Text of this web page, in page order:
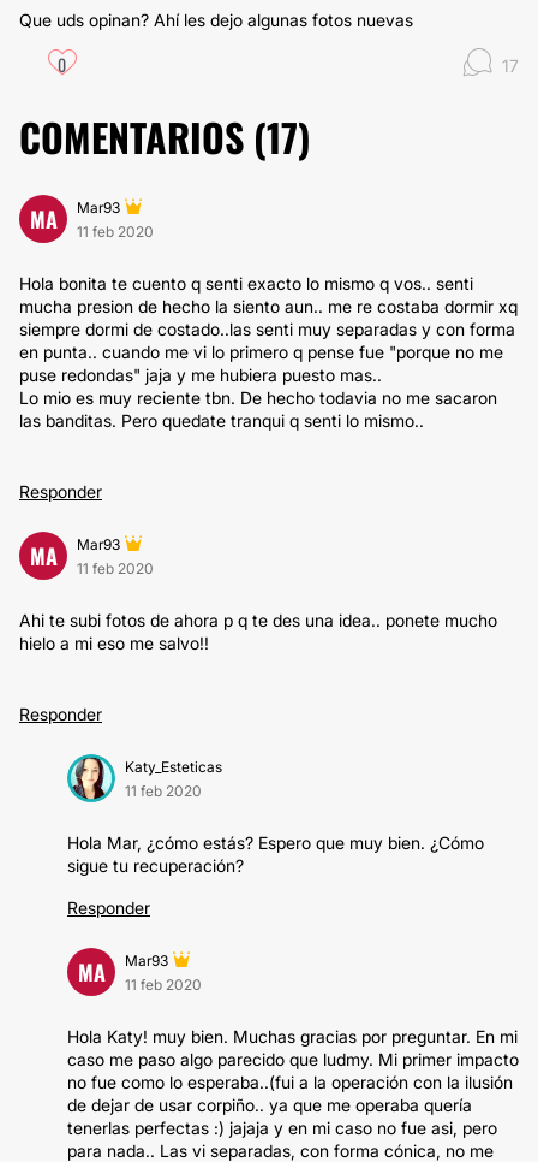
Que uds opinan? Ahí les dejo algunas fotos nuevas
0 17
COMENTARIOS (17)
MA
Mar93
11 feb 2020
Hola bonita te cuento q senti exacto lo mismo q vos.. senti
mucha presion de hecho la siento aun.. me re costaba dormir xq
siempre dormi de costado..las senti muy separadas y con forma
en punta.. cuando me vi lo primero q pense fue "porque no me
puse redondas" jaja y me hubiera puesto mas..
Lo mio es muy reciente tbn. De hecho todavia no me sacaron
las banditas. Pero quedate tranqui q senti lo mismo..
Responder
MA
Mar93
11 feb 2020
Ahi te subi fotos de ahora p q te des una idea.. ponete mucho
hielo a mi eso me salvo!!
Responder
Katy_Esteticas
11 feb 2020
Hola Mar, ¿cómo estás? Espero que muy bien. ¿Cómo
sigue tu recuperación?
Responder
MA
Mar93
11 feb 2020
Hola Katy! muy bien. Muchas gracias por preguntar. En mi
caso me paso algo parecido que ludmy. Mi primer impacto
no fue como lo esperaba..(fui a la operación con la ilusión
de dejar de usar corpiño.. ya que me operaba quería
tenerlas perfectas :) jajaja y en mi caso no fue asi, pero
para nada.. Las vi separadas, con forma cónica, no me